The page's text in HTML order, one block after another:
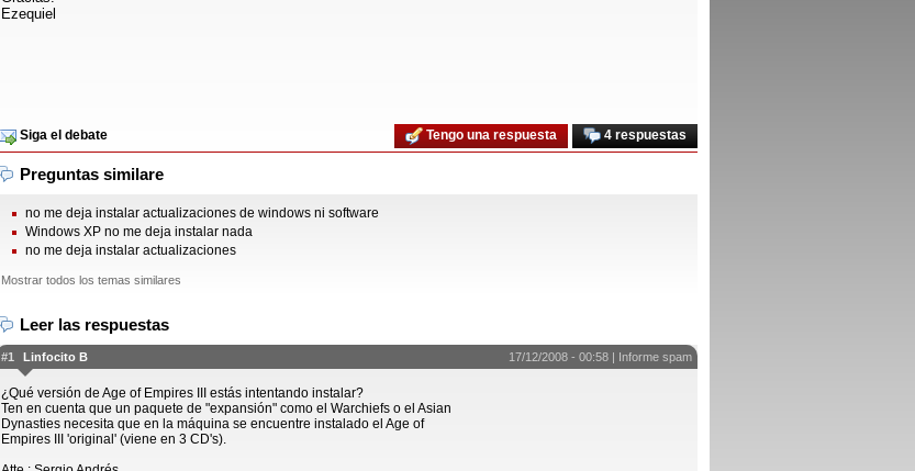
Ezequiel
Siga el debate 4 respuestas
Tengo una respuesta
Preguntas similare
no me deja instalar actualizaciones de windows ni software
Windows XP no me deja instalar nada
no me deja instalar actualizaciones
Mostrar todos los temas similares
Leer las respuestas
#1 Linfocito B 17/12/2008 - 00:58 | Informe spam
¿Qué versión de Age of Empires III estás intentando instalar?
Ten en cuenta que un paquete de "expansión" como el Warchiefs o el Asian
Dynasties necesita que en la máquina se encuentre instalado el Age of
Empires III 'original' (viene en 3 CD's).